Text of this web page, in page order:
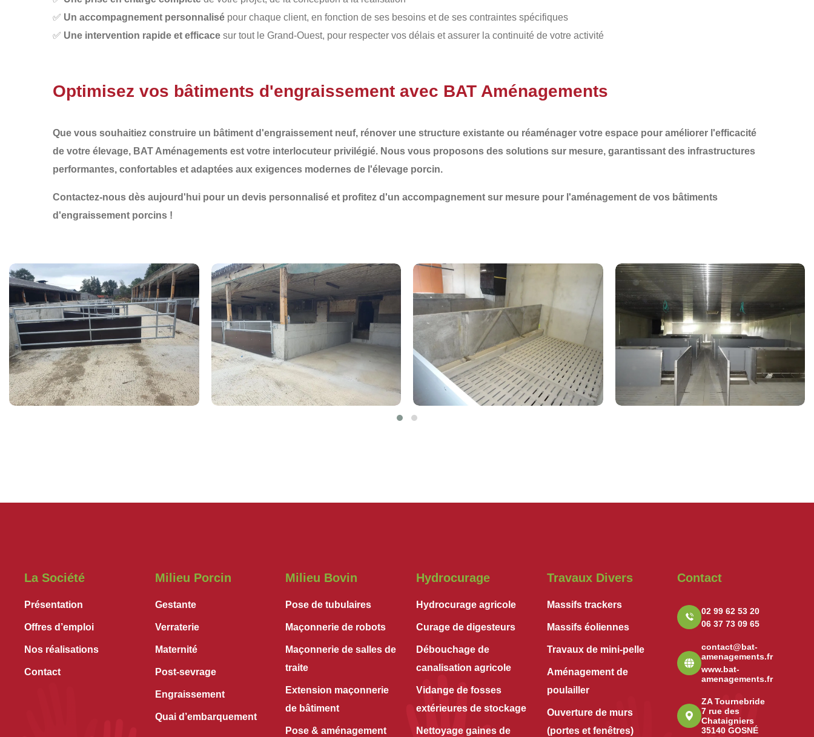
✅ Un accompagnement personnalisé pour chaque client, en fonction de ses besoins et de ses contraintes spécifiques
✅ Une intervention rapide et efficace sur tout le Grand-Ouest, pour respecter vos délais et assurer la continuité de votre activité
Optimisez vos bâtiments d'engraissement avec BAT Aménagements
Que vous souhaitiez construire un bâtiment d'engraissement neuf, rénover une structure existante ou réaménager votre espace pour améliorer l'efficacité
de votre élevage, BAT Aménagements est votre interlocuteur privilégié. Nous vous proposons des solutions sur mesure, garantissant des infrastructures
performantes, confortables et adaptées aux exigences modernes de l'élevage porcin.
Contactez-nous dès aujourd'hui pour un devis personnalisé et profitez d'un accompagnement sur mesure pour l'aménagement de vos bâtiments
d'engraissement porcins !
La Société
Présentation
Offres d’emploi
Nos réalisations
Contact
Milieu Porcin
Gestante
Verraterie
Maternité
Post-sevrage
Engraissement
Quai d’embarquement
Milieu Bovin
Pose de tubulaires
Maçonnerie de robots
Maçonnerie de salles de
traite
Extension maçonnerie
de bâtiment
Pose & aménagement
Hydrocurage
Hydrocurage agricole
Curage de digesteurs
Débouchage de
canalisation agricole
Vidange de fosses
extérieures de stockage
Nettoyage gaines de
Travaux Divers
Massifs trackers
Massifs éoliennes
Travaux de mini-pelle
Aménagement de
poulailler
Ouverture de murs
(portes et fenêtres)
Contact
02 99 62 53 20
06 37 73 09 65
contact@bat-
amenagements.fr
www.bat-
amenagements.fr
ZA Tournebride
7 rue des
Chataigniers
35140 GOSNÉ